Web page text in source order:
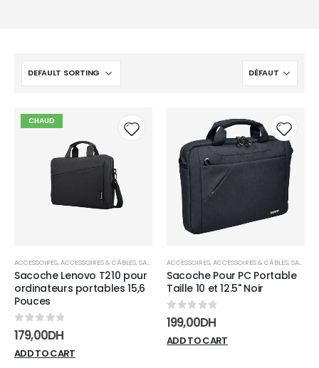
CHAUD
ACCESSOIRES, ACCESSOIRES & CÂBLES,SACS & SACOCHES
Sacoche Lenovo T210 pour
ordinateurs portables 15,6
Pouces
0sur 5
179,00DH
ADD TO CART
Add
ACCESSOIRES, ACCESSOIRES & CÂBLES,SACS & SACOCHES
Sacoche Pour PC Portable
Taille 10 et 12.5" Noir
0sur 5
199,00DH
ADD TO CART